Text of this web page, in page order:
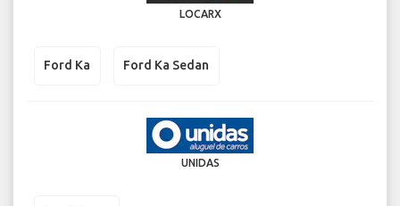
LOCARX
Ford Ka Ford Ka Sedan
UNIDAS